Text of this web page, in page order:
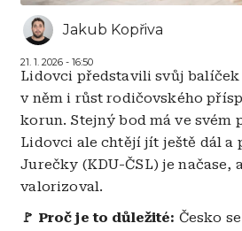
Jakub Kopřiva
21. 1. 2026 - 16:50
Lidovci představili svůj
v něm i růst rodičovského
korun. Stejný bod má ve svém
Lidovci ale chtějí jít ještě dál a
Jurečky (KDU-ČSL) je načase,
valorizoval.
🚩 Proč je to důležité: Česko